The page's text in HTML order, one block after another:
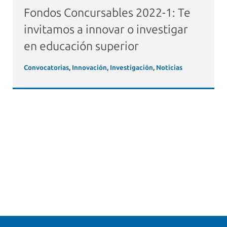
Fondos Concursables 2022-1: Te
invitamos a innovar o investigar
en educación superior
Convocatorias, Innovación, Investigación, Noticias